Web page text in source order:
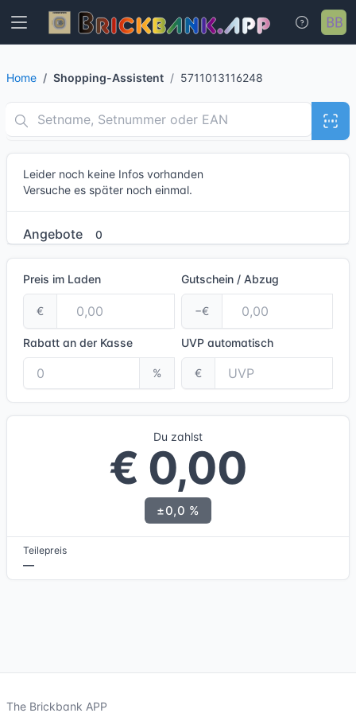
Home Shopping-Assistent 5711013116248
Leider noch keine Infos vorhanden
Versuche es später noch einmal.
Angebote 0
Preis im Laden
€
Gutschein / Abzug
−€
Rabatt an der Kasse
%
UVP automatisch
€
Du zahlst
€ 0,00
±0,0 %
Teilepreis
—
The Brickbank APP